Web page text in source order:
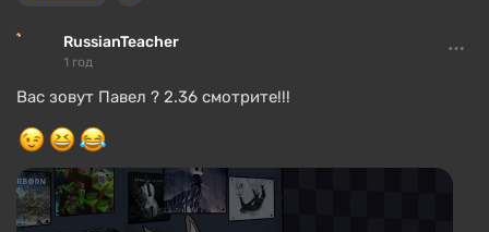
RussianTeacher
1 год
Вас зовут Павел ? 2.36 смотрите!!!